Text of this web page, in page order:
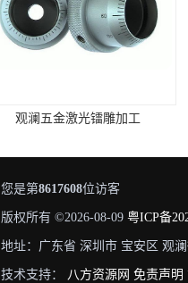
观澜电源开关激光镭雕
您是第8617608位访客
版权所有 ©2026-08-09 粤ICP备
地址：广东省 深圳市 宝安区 观
技术支持： 八方资源网 免责声明